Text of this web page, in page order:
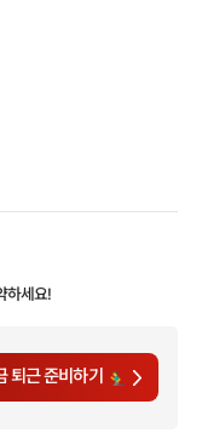
하세요!
퇴근 준비하기